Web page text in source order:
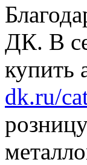
ДК. В
купить
dk.ru/